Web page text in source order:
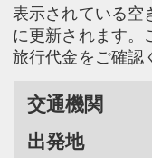
表示されている空
に更新されます。
旅行代金をご確認
交通機関
出発地